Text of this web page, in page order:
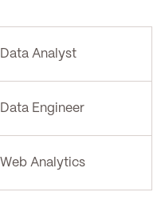
Data Analyst
Data Engineer
Web Analytics